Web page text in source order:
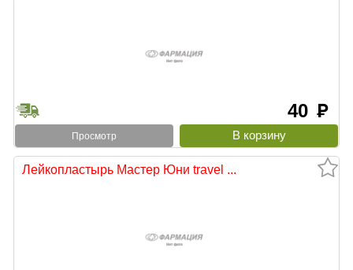
40 руб
Просмотр
Лейкопластырь Мастер Юни travel ...